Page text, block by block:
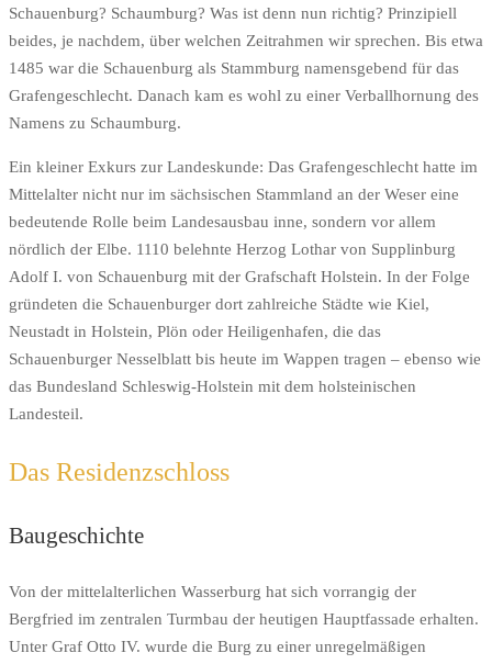
Schauenburg? Schaumburg? Was ist denn nun richtig? Prinzipiell
beides, je nachdem, über welchen Zeitrahmen wir sprechen. Bis etwa
1485 war die Schauenburg als Stammburg namensgebend für das
Grafengeschlecht. Danach kam es wohl zu einer Verballhornung des
Namens zu Schaumburg.
Ein kleiner Exkurs zur Landeskunde: Das Grafengeschlecht hatte im
Mittelalter nicht nur im sächsischen Stammland an der Weser eine
bedeutende Rolle beim Landesausbau inne, sondern vor allem
nördlich der Elbe. 1110 belehnte Herzog Lothar von Supplinburg
Adolf I. von Schauenburg mit der Grafschaft Holstein. In der Folge
gründeten die Schauenburger dort zahlreiche Städte wie Kiel,
Neustadt in Holstein, Plön oder Heiligenhafen, die das
Schauenburger Nesselblatt bis heute im Wappen tragen – ebenso wie
das Bundesland Schleswig-Holstein mit dem holsteinischen
Landesteil.
Das Residenzschloss
Baugeschichte
Von der mittelalterlichen Wasserburg hat sich vorrangig der
Bergfried im zentralen Turmbau der heutigen Hauptfassade erhalten.
Unter Graf Otto IV. wurde die Burg zu einer unregelmäßigen